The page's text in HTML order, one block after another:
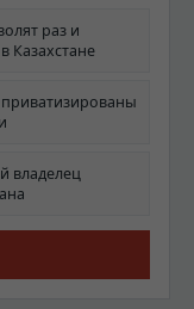
раз и
Казахстане
владелец